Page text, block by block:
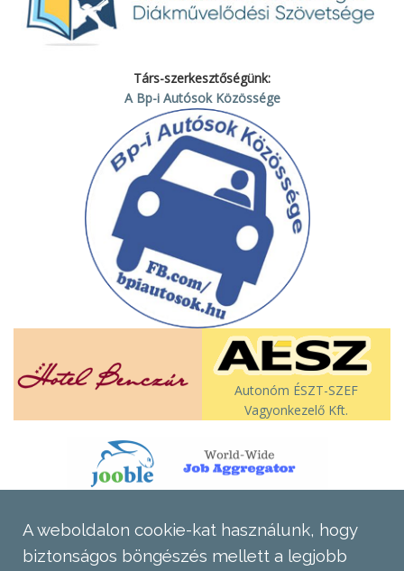
Társ-szerkesztőségünk:
A Bp-i Autósok Közössége
Autonóm ÉSZT-SZEF
Vagyonkezelő Kft.
A weboldalon cookie-kat használunk, hogy
biztonságos böngészés mellett a legjobb